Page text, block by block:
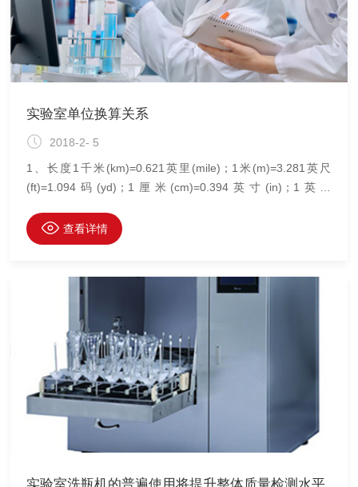
实验室单位换算关系
2018-2- 5
1、长度1千米(km)=0.621英里(mile)；1米(m)=3.281英尺
(ft)=1.094码(yd)；1厘米(cm)=0.394英寸(in)；1英里
(in)=2.54厘米(cm)；1海里(n mile)=1.852千米(km)；1码
(yd)=0.9144米(m)；1英尺(ft)=12英寸(in)；1码(yd)=3英尺
查看详情